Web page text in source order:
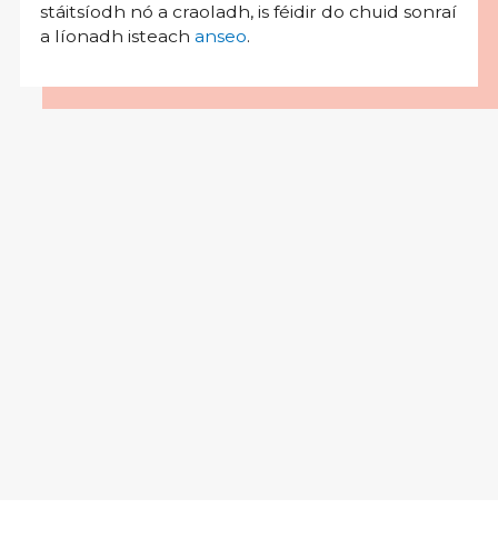
stáitsíodh nó a craoladh, is féidir do chuid sonraí
a líonadh isteach anseo.